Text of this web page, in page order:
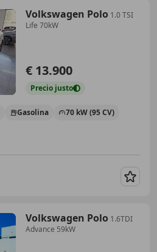
Volkswagen Polo 1.0 TSI
Life 70kW
€ 13.900
Precio justo
Gasolina 70 kW (95 CV)
Volkswagen Polo 1.6TDI
Advance 59kW